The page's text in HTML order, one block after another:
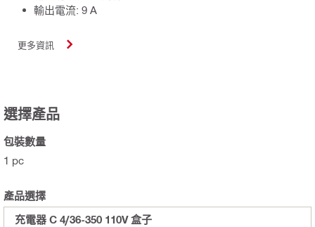
輸出電流: 9 A
更多資訊
選擇產品
包裝數量
1 pc
產品選擇
充電器 C 4/36-350 110V 盒子